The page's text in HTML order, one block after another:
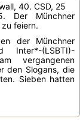
40. CSD, 25
Der Münchner
feiern.
der Münchner
(LSBTI)-
vergangenen
den Slogans, die
Sieben hatten